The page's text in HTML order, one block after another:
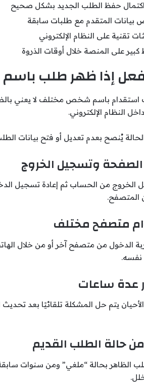
حفظ الطلب الجديد بشكل صحيح
بيانات المتقدم مع طلبات سابقة
تقنية على النظام الإلكتروني
على المنصة خلال أوقات الذروة
إذا ظهر طلب
باسم شخص مختلف لا يعني
النظام الإلكتروني.
يُنصح بعدم تعديل أو فتح بيانات
وتسجيل الخروج
الخروج من الحساب ثم إعادة تسجيل
المتصفح.
متصفح مختلف
الدخول من متصفح آخر أو من خلال
نفسه.
عدة ساعات
يتم حل المشكلة تلقائيًا بعد
حالة الطلب القديم
الظاهر بحالة “ملغي” ومن سنوات